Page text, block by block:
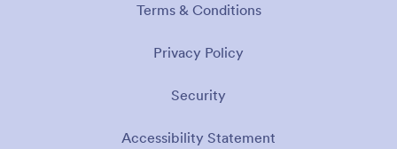
Terms & Conditions
Privacy Policy
Security
Accessibility Statement